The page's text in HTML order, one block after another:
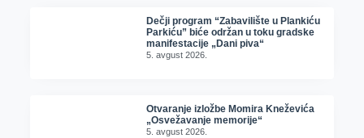
Dečji program “Zabavilište u Plankiću
Parkiću” biće održan u toku gradske
manifestacije „Dani piva“
5. avgust 2026.
Otvaranje izložbe Momira Kneževića
„Osvežavanje memorije“
5. avgust 2026.